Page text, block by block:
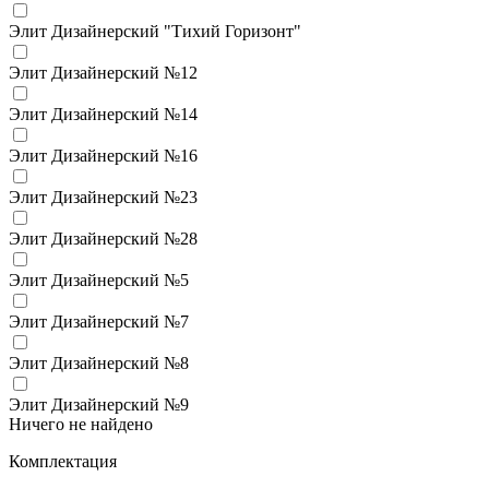
Элит Дизайнерский "Тихий Горизонт"
Элит Дизайнерский №12
Элит Дизайнерский №14
Элит Дизайнерский №16
Элит Дизайнерский №23
Элит Дизайнерский №28
Элит Дизайнерский №5
Элит Дизайнерский №7
Элит Дизайнерский №8
Элит Дизайнерский №9
Ничего не найдено
Комплектация